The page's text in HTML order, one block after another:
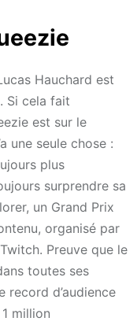
Hauchard est
Si cela fait
est sur le
une seule chose :
plus
surprendre sa
un Grand Prix
organisé par
Preuve que le
toutes ses
record d’audience
million